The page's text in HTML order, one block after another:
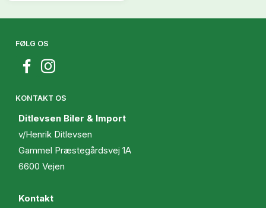
FØLG OS
KONTAKT OS
Ditlevsen Biler & Import
v/Henrik Ditlevsen
Gammel Præstegårdsvej 1A
6600 Vejen
Kontakt